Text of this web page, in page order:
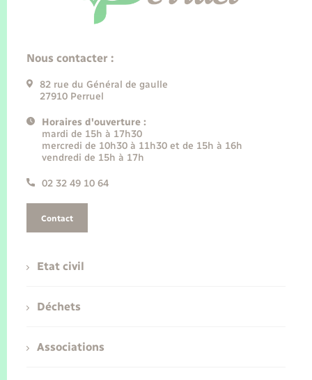
Nous contacter :
82 rue du Général de gaulle
27910 Perruel
Horaires d'ouverture :
mardi de 15h à 17h30
mercredi de 10h30 à 11h30 et de 15h à 16h
vendredi de 15h à 17h
02 32 49 10 64
Contact
Etat civil
Déchets
Associations